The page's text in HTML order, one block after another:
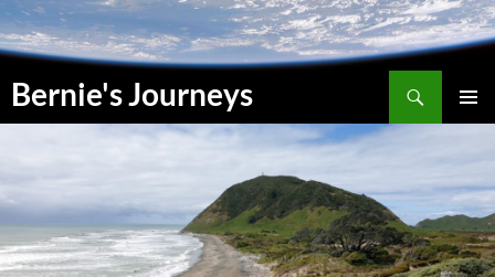
Zum
Inhalt
springen
Bernie's Journeys
Suchen